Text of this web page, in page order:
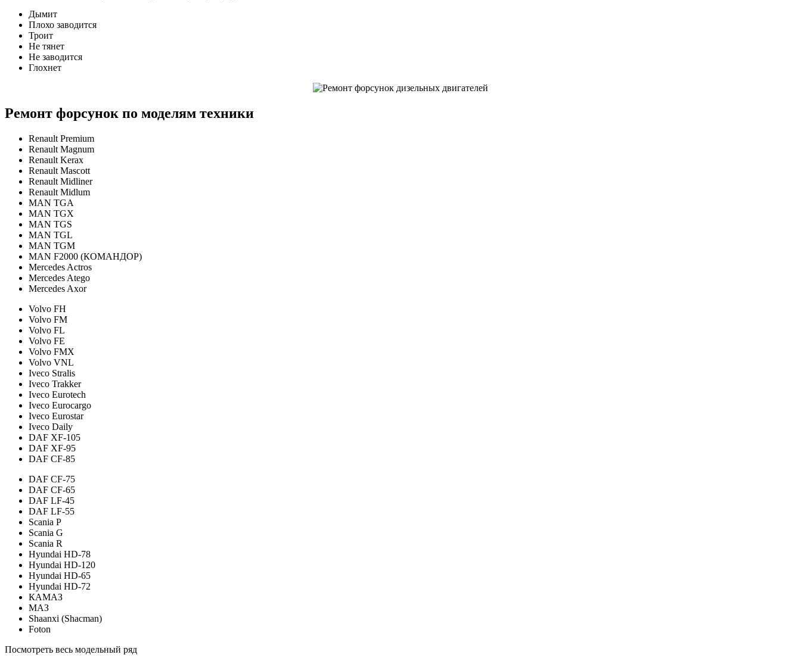
Дымит
Плохо заводится
Троит
Не тянет
Не заводится
Глохнет
Ремонт форсунок по моделям техники
Renault Premium
Renault Magnum
Renault Kerax
Renault Mascott
Renault Midliner
Renault Midlum
MAN TGA
MAN TGX
MAN TGS
MAN TGL
MAN TGM
MAN F2000 (КОМАНДОР)
Mercedes Actros
Mercedes Atego
Mercedes Axor
Volvo FH
Volvo FM
Volvo FL
Volvo FE
Volvo FMX
Volvo VNL
Iveco Stralis
Iveco Trakker
Iveco Eurotech
Iveco Eurocargo
Iveco Eurostar
Iveco Daily
DAF XF-105
DAF XF-95
DAF CF-85
DAF CF-75
DAF CF-65
DAF LF-45
DAF LF-55
Scania P
Scania G
Scania R
Hyundai HD-78
Hyundai HD-120
Hyundai HD-65
Hyundai HD-72
КАМАЗ
МАЗ
Shaanxi (Shacman)
Foton
Посмотреть весь модельный ряд